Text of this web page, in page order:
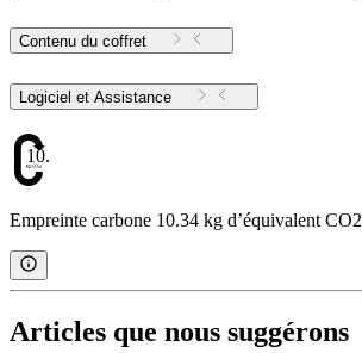
Contenu du coffret
Logiciel et Assistance
10.34
Empreinte carbone 10.34 kg d’équivalent CO2
Articles que nous suggérons